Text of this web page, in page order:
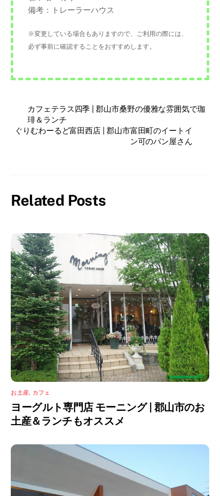
備考：トレーラーハウス
※変更している場合もありますので、ご利用の際には、
必ず事前に確認することをおすすめします。
カフェテラス四季 | 郡山市桑野の優雅な雰囲気で珈
琲＆ランチ
ぐりむわーるど富田西店 | 郡山市富田町のイートイ
ン可のパン屋さん
Related Posts
お土産, カフェ
ヨーグルト専門店 モーニング | 郡山市のお
土産＆ランチもオススメ